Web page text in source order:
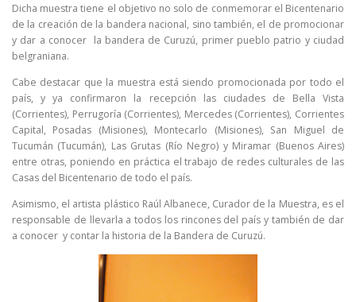
Dicha muestra tiene el objetivo no solo de conmemorar el Bicentenario
de la creación de la bandera nacional, sino también, el de promocionar
y dar a conocer la bandera de Curuzú, primer pueblo patrio y ciudad
belgraniana.
Cabe destacar que la muestra está siendo promocionada por todo el
país, y ya confirmaron la recepción las ciudades de Bella Vista
(Corrientes), Perrugoría (Corrientes), Mercedes (Corrientes), Corrientes
Capital, Posadas (Misiones), Montecarlo (Misiones), San Miguel de
Tucumán (Tucumán), Las Grutas (Río Negro) y Miramar (Buenos Aires)
entre otras, poniendo en práctica el trabajo de redes culturales de las
Casas del Bicentenario de todo el país.
Asimismo, el artista plástico Raúl Albanece, Curador de la Muestra, es el
responsable de llevarla a todos los rincones del país y también de dar
a conocer y contar la historia de la Bandera de Curuzú.